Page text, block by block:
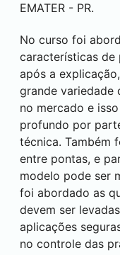
EMATER - PR.
No curso foi
características de
após a
grande variedade
no mercado e
profundo por
técnica. Também
entre pontas, e
modelo pode ser
foi abordado as
devem ser
aplicações
no controle das